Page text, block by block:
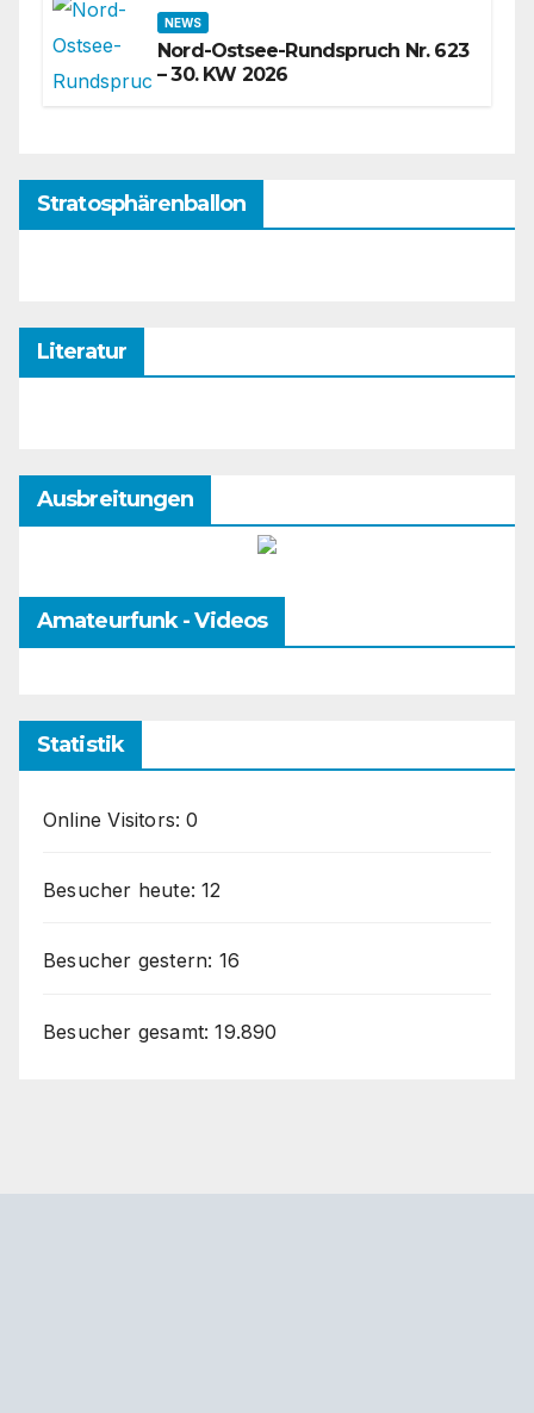
NEWS
Nord-Ostsee-Rundspruch Nr. 623
– 30. KW 2026
Stratosphärenballon
Literatur
Ausbreitungen
Amateurfunk - Videos
Statistik
Online Visitors:0
Besucher heute:12
Besucher gestern: 16
Besucher gesamt:19.890